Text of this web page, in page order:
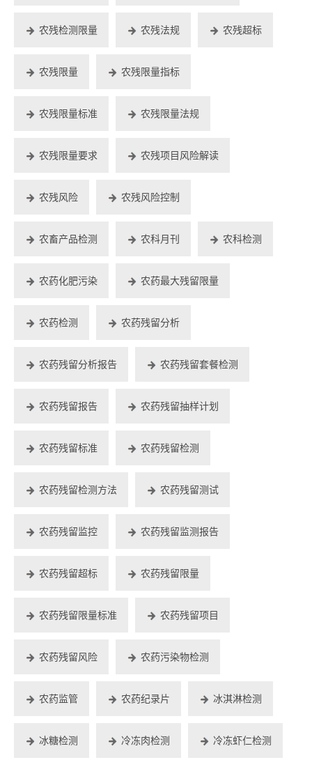
农残检测限量 农残法规 农残超标
农残限量 农残限量指标
农残限量标准 农残限量法规
农残限量要求 农残项目风险解读
农残风险 农残风险控制
农畜产品检测 农科月刊 农科检测
农药化肥污染 农药最大残留限量
农药检测 农药残留分析
农药残留分析报告 农药残留套餐检测
农药残留报告 农药残留抽样计划
农药残留标准 农药残留检测
农药残留检测方法 农药残留测试
农药残留监控 农药残留监测报告
农药残留超标 农药残留限量
农药残留限量标准 农药残留项目
农药残留风险 农药污染物检测
农药监管 农药纪录片 冰淇淋检测
冰糖检测 冷冻肉检测 冷冻虾仁检测